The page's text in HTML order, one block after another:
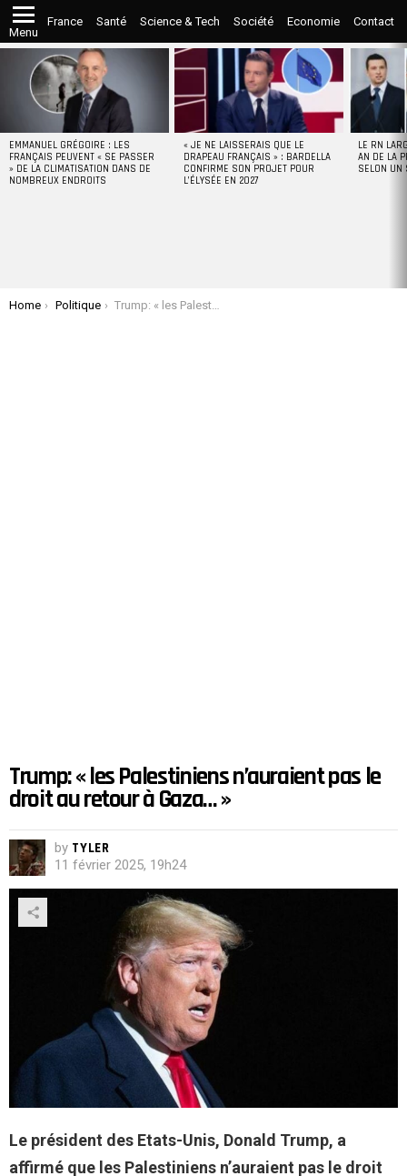
Menu
France Santé Science & Tech Société Economie Contact
STORIES
EMMANUEL GRÉGOIRE : LES
FRANÇAIS PEUVENT « SE PASSER
» DE LA CLIMATISATION DANS DE
NOMBREUX ENDROITS
« JE NE LAISSERAIS QUE LE
DRAPEAU FRANÇAIS » : BARDELLA
CONFIRME SON PROJET POUR
L’ÉLYSÉE EN 2027
LE RN
AN DE LA
SELON UN
You are here:
Home Politique Trump: « les Palestiniens n’auraient pas le droit au retour à Gaza… »
Trump: « les Palestiniens n’auraient pas le
droit au retour à Gaza… »
by TYLER
11 février 2025, 19h24
Le président des Etats-Unis, Donald Trump, a
affirmé que les Palestiniens n’auraient pas le droit